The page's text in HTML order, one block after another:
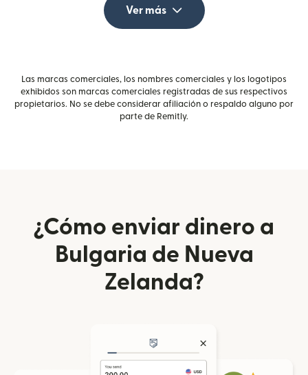
Ver más
Las marcas comerciales, los nombres comerciales y los logotipos
exhibidos son marcas comerciales registradas de sus respectivos
propietarios. No se debe considerar afiliación o respaldo alguno por
parte de Remitly.
¿Cómo enviar dinero a
Bulgaria de Nueva
Zelanda?